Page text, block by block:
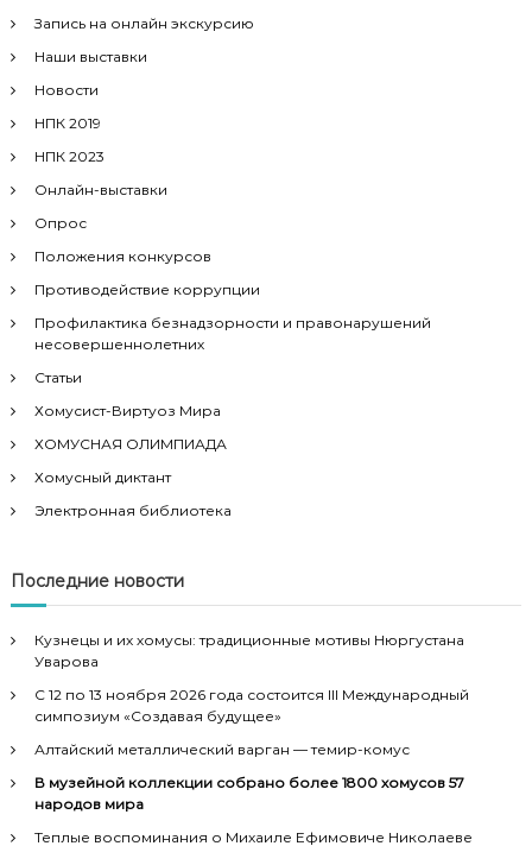
Запись на онлайн экскурсию
Наши выставки
Новости
НПК 2019
НПК 2023
Онлайн-выставки
Опрос
Положения конкурсов
Противодействие коррупции
Профилактика безнадзорности и правонарушений
несовершеннолетних
Статьи
Хомусист-Виртуоз Мира
ХОМУСНАЯ ОЛИМПИАДА
Хомусный диктант
Электронная библиотека
Последние новости
Кузнецы и их хомусы: традиционные мотивы Нюргустана
Уварова
С 12 по 13 ноября 2026 года состоится III Международный
симпозиум «Создавая будущее»
Алтайский металлический варган — темир-комус
В музейной коллекции собрано более 1800 хомусов 57
народов мира
Теплые воспоминания о Михаиле Ефимовиче Николаеве